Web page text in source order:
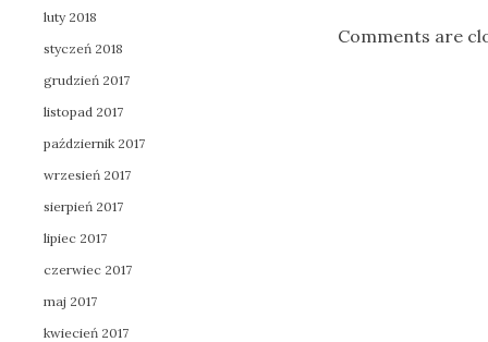
Comments are
luty 2018
styczeń 2018
grudzień 2017
listopad 2017
październik 2017
wrzesień 2017
sierpień 2017
lipiec 2017
czerwiec 2017
maj 2017
kwiecień 2017